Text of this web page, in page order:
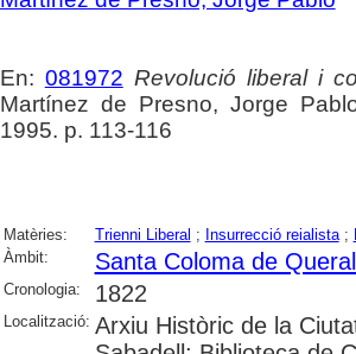
En: 081972 Revolució liberal i
Martínez de Presno, Jorge
1995. p. 113-116
Matèries: Trienni Liberal ; Insurrecció reialista;
Àmbit:
Santa Coloma de
Cronologia: 1822
Localització: Arxiu Històric de la